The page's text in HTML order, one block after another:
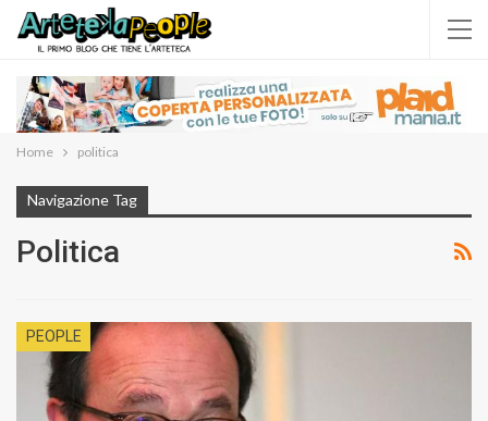
Home politica
Navigazione Tag
Politica
PEOPLE